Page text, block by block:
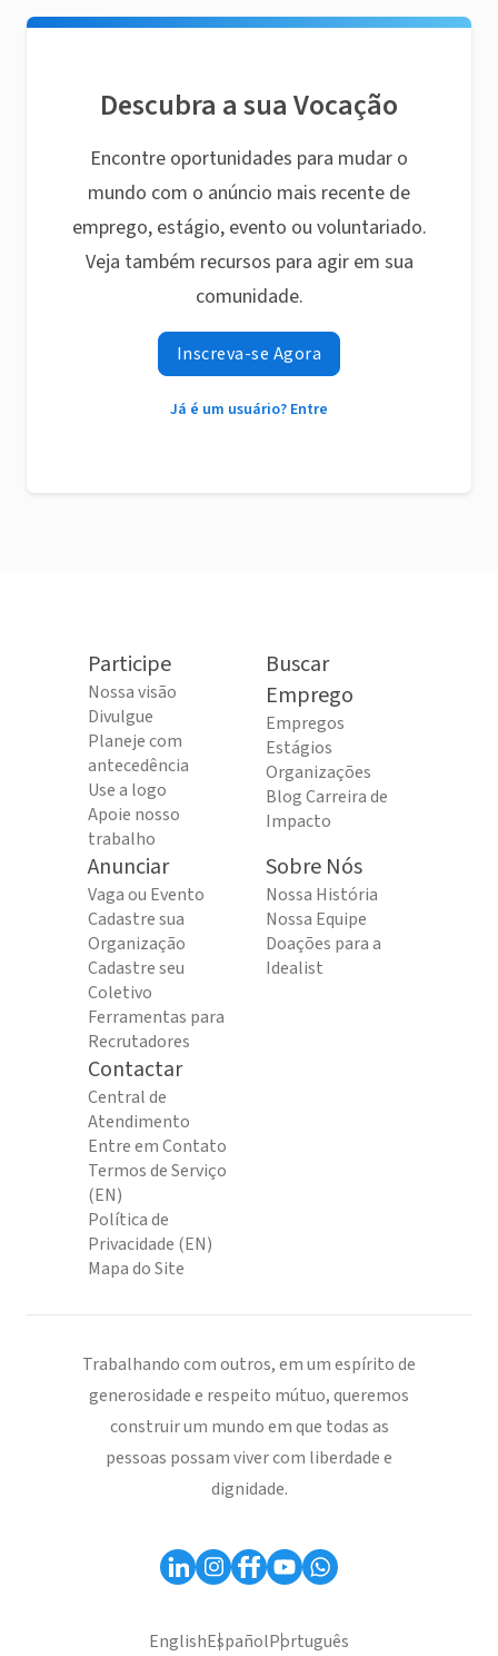
Descubra a sua Vocação
Encontre oportunidades para mudar o
mundo com o anúncio mais recente de
emprego, estágio, evento ou voluntariado.
Veja também recursos para agir em sua
comunidade.
Inscreva-se Agora
Já é um usuário? Entre
Participe
Nossa visão
Divulgue
Planeje com
antecedência
Use a logo
Apoie nosso
trabalho
Buscar
Emprego
Empregos
Estágios
Organizações
Blog Carreira de
Impacto
Anunciar
Vaga ou Evento
Cadastre sua
Organização
Cadastre seu
Coletivo
Ferramentas para
Recrutadores
Sobre Nós
Nossa História
Nossa Equipe
Doações para a
Idealist
Contactar
Central de
Atendimento
Entre em Contato
Termos de Serviço
(EN)
Política de
Privacidade (EN)
Mapa do Site
Trabalhando com outros, em um espírito de
generosidade e respeito mútuo, queremos
construir um mundo em que todas as
pessoas possam viver com liberdade e
dignidade.
EnglishEspañolPortuguês